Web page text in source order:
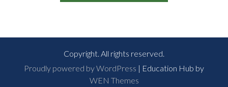
Copyright. All rights reserved.
Proudly powered by WordPress | Education Hub by
WEN Themes